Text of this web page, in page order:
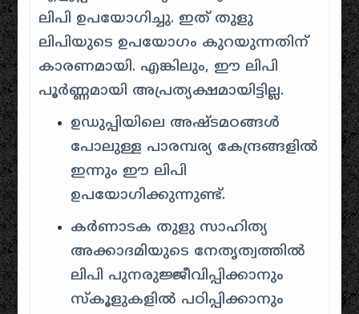
ലിപി ഉപയോഗിച്ചു. ഇത് തുളു
ലിപിയുടെ ഉപയോഗം കുറയുന്നതിന്
കാരണമായി. എങ്കിലും, ഈ ലിപി
പൂർണ്ണമായി അപ്രത്യക്ഷമായിട്ടില്ല.
ഉഡുപ്പിയിലെ അഷ്ടമഠങ്ങൾ
പോലുള്ള പാരമ്പര്യ കേന്ദ്രങ്ങളിൽ
ഇന്നും ഈ ലിപി
ഉപയോഗിക്കുന്നുണ്ട്.
കർണാടക തുളു സാഹിത്യ
അക്കാദമിയുടെ നേതൃത്വത്തിൽ
ലിപി പുനരുജ്ജീവിപ്പിക്കാനും
സ്കൂളുകളിൽ പഠിപ്പിക്കാനും